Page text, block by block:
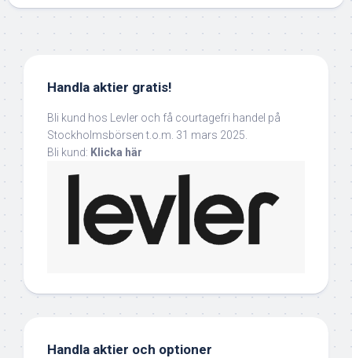
Handla aktier gratis!
Bli kund hos Levler och få courtagefri handel på
Stockholmsbörsen t.o.m. 31 mars 2025.
Bli kund: Klicka här
Handla aktier och optioner